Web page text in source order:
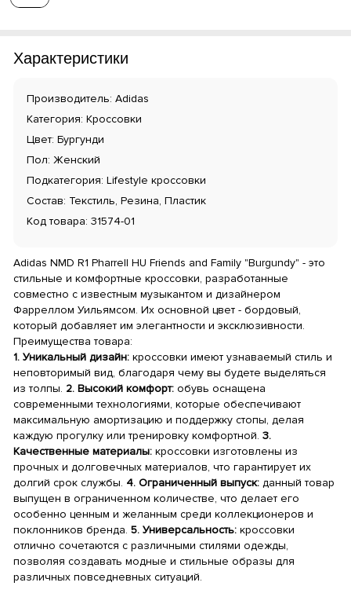
Характеристики
Производитель: Adidas
Категория: Кроссовки
Цвет: Бургунди
Пол: Женский
Подкатегория: Lifestyle кроссовки
Состав: Текстиль, Резина, Пластик
Код товара: 31574-01
Adidas NMD R1 Pharrell HU Friends and Family "Burgundy" - это
стильные и комфортные кроссовки, разработанные
совместно с известным музыкантом и дизайнером
Фарреллом Уильямсом. Их основной цвет - бордовый,
который добавляет им элегантности и эксклюзивности.
Преимущества товара:
1. Уникальный дизайн: кроссовки имеют узнаваемый стиль и
неповторимый вид, благодаря чему вы будете выделяться
из толпы. 2. Высокий комфорт: обувь оснащена
современными технологиями, которые обеспечивают
максимальную амортизацию и поддержку стопы, делая
каждую прогулку или тренировку комфортной. 3.
Качественные материалы: кроссовки изготовлены из
прочных и долговечных материалов, что гарантирует их
долгий срок службы. 4. Ограниченный выпуск: данный товар
выпущен в ограниченном количестве, что делает его
особенно ценным и желанным среди коллекционеров и
поклонников бренда. 5. Универсальность: кроссовки
отлично сочетаются с различными стилями одежды,
позволяя создавать модные и стильные образы для
различных повседневных ситуаций.